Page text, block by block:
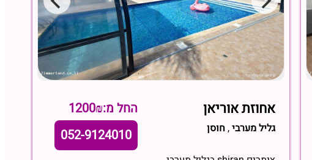
אחוזת אוריאן החל מ:1200₪
גליל מערבי,חוסן 052-9124010